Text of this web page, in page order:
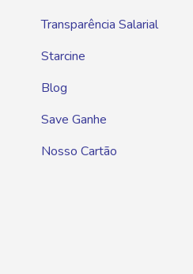
Transparência Salarial
Starcine
Blog
Save Ganhe
Nosso Cartão